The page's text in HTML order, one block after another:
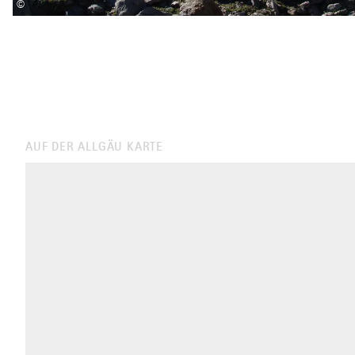
©
AUF DER ALLGÄU KARTE